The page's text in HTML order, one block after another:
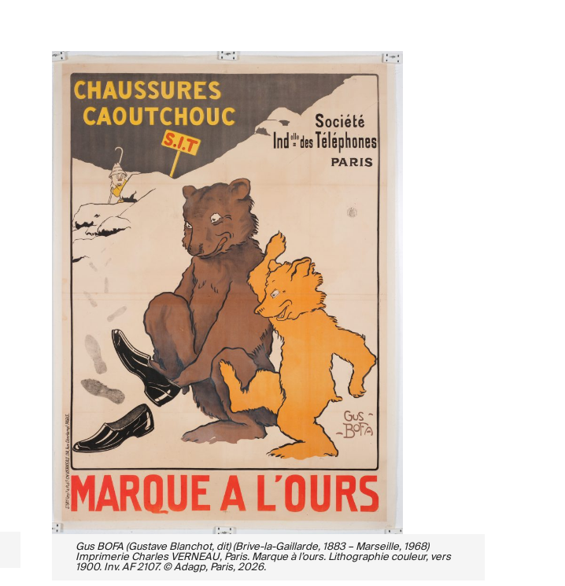
Gus BOFA (Gustave Blanchot, dit) (Brive-la-Gaillarde, 1883 – Marseille, 1968)
Imprimerie Charles VERNEAU, Paris. Marque à l’ours. Lithographie couleur, vers
1900. Inv. AF 2107. © Adagp, Paris, 2026.